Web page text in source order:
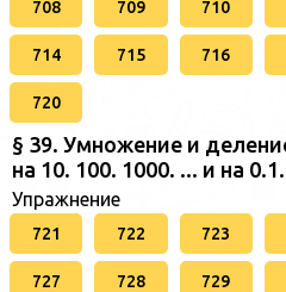
708 709 710
714 715 716
720
§ 39. Умножение и
на 10. 100. 1000. ... и на
Упражнение
721 722 723
727 728 729